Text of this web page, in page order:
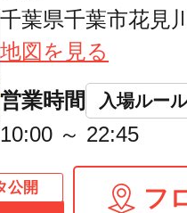
千葉県千葉市花見
地図を見る
営業時間 入場ルール
10:00 ～ 22:45
公開 フ